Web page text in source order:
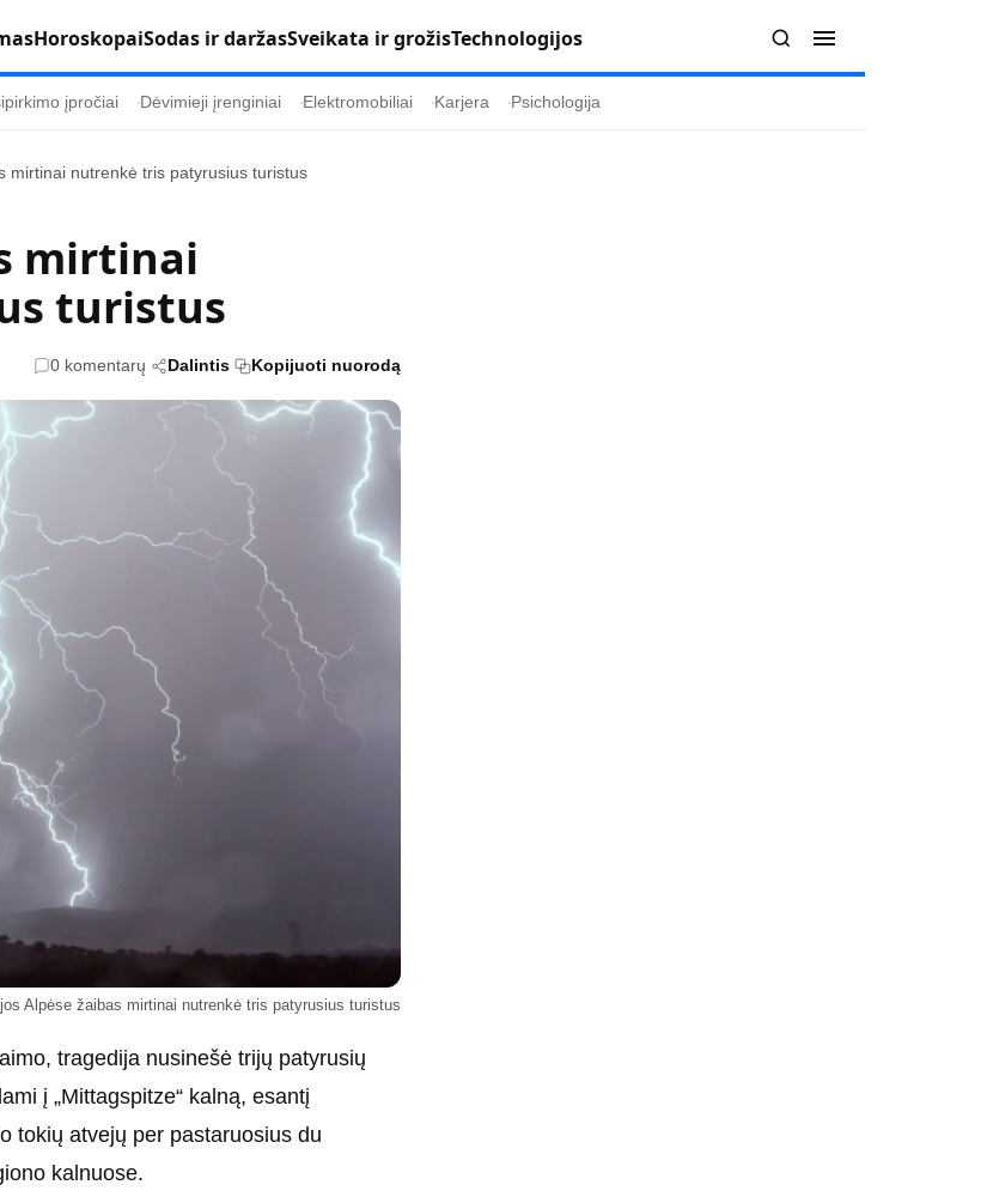
HoroskopaiSodas ir daržasSveikata ir grožisTechnologijos
Kultūra
Sodas ir daržas
Karjera
Psichologinė sveikata
Privatumo politika
Reklamos politika
Slapukų politika
įpročiai Dėvimieji įrenginiai Elektromobiliai Karjera Psichologija
mirtinai nutrenkė tris patyrusius turistus
mirtinai
turistus
0 komentarų Dalintis Kopijuoti nuorodą
Alpėse žaibas mirtinai nutrenkė tris patyrusius turistus
tragedija nusinešė trijų patyrusių
į „Mittagspitze“ kalną, esantį
tokių atvejų per pastaruosius du
kalnuose.